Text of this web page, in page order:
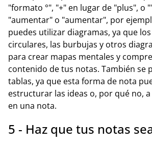
"formato °", "+" en lugar de "plus", o
"aumentar" o "aumentar", por
puedes utilizar diagramas, ya que
circulares, las burbujas y otros
para crear mapas mentales y
contenido de tus notas. También se
tablas, ya que esta forma de nota
estructurar las ideas o, por qué no,
en una nota.
5 - Haz que tus notas